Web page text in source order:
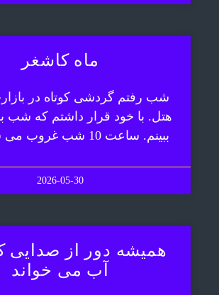
ماه کاشغر
شب رفتم گردشی کوتاه در
هتل. با خود قرار داشتم که شب
ببینم. ساعت 10 شب غروب می شود. پس
2026-05-30
همیشه دور از صدایی
آب می خواند